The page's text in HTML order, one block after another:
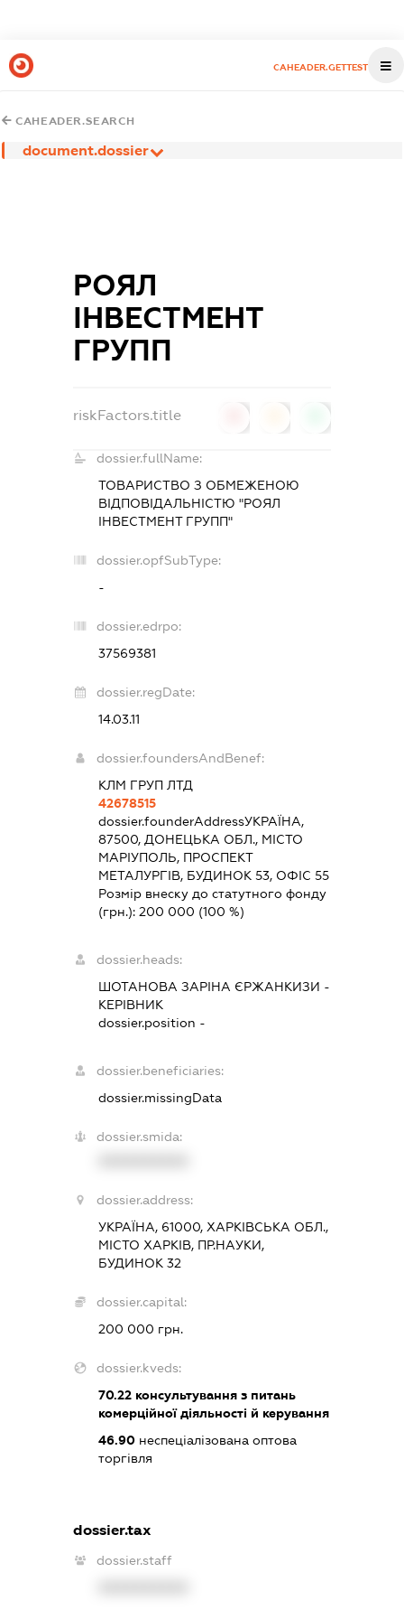
CAHEADER.GETTEST
CAHEADER.SEARCH
document.dossier
РОЯЛ
ІНВЕСТМЕНТ
ГРУПП
riskFactors.title
dossier.fullName:
ТОВАРИСТВО З ОБМЕЖЕНОЮ
ВІДПОВІДАЛЬНІСТЮ "РОЯЛ
ІНВЕСТМЕНТ ГРУПП"
dossier.opfSubType:
-
dossier.edrpo:
37569381
dossier.regDate:
14.03.11
dossier.foundersAndBenef:
КЛМ ГРУП ЛТД
42678515
dossier.founderAddressУКРАЇНА,
87500, ДОНЕЦЬКА ОБЛ., МІСТО
МАРІУПОЛЬ, ПРОСПЕКТ
МЕТАЛУРГІВ, БУДИНОК 53, ОФІС 55
Розмір внеску до статутного фонду
(грн.):200 000 (100 %)
dossier.heads:
ШОТАНОВА ЗАРІНА ЄРЖАНКИЗИ -
КЕРІВНИК
dossier.position -
dossier.beneficiaries:
dossier.missingData
dossier.smida:
dossier.address:
УКРАЇНА, 61000, ХАРКІВСЬКА ОБЛ.,
МІСТО ХАРКІВ, ПР.НАУКИ,
БУДИНОК 32
dossier.capital:
200 000 грн.
dossier.kveds:
70.22 консультування з питань
комерційної діяльності й керування
46.90 неспеціалізована оптова
торгівля
dossier.tax
dossier.staff